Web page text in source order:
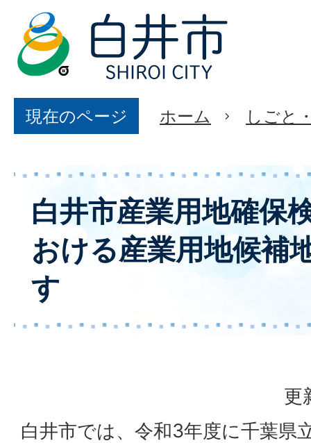
現在のページ ホーム しごと
白井市産業用地確保
おける産業用地候補
す
更
白井市では、令和3年度に千葉県